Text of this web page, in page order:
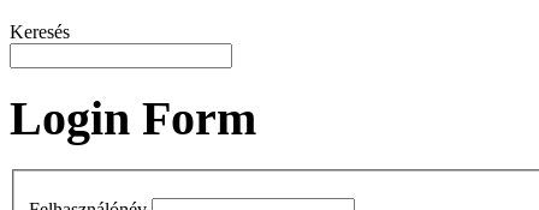
Keresés
Login Form